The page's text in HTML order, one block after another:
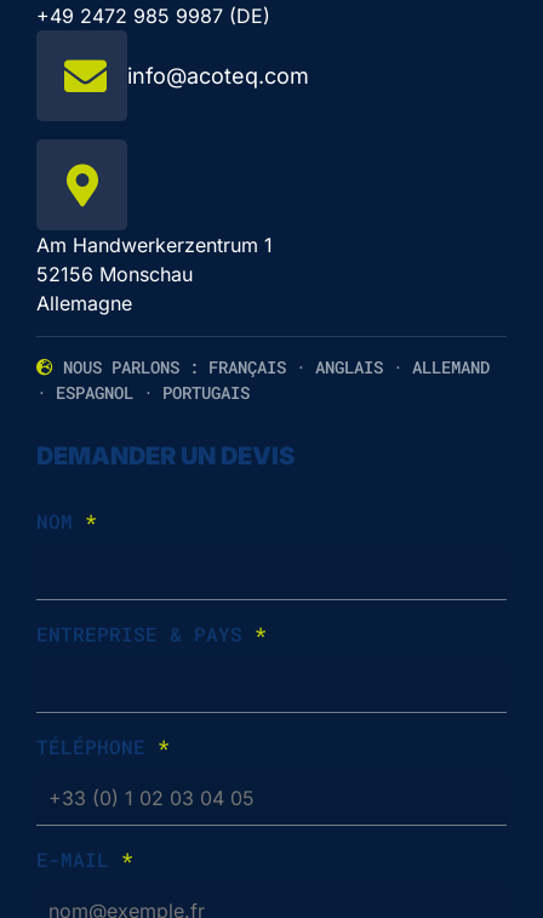
+49 2472 985 9987 (DE)
info@acoteq.com
Am Handwerkerzentrum 1
52156 Monschau
Allemagne
NOUS PARLONS : FRANÇAIS · ANGLAIS · ALLEMAND
· ESPAGNOL · PORTUGAIS
DEMANDER UN DEVIS
NOM *
ENTREPRISE & PAYS *
TÉLÉPHONE *
E-MAIL *